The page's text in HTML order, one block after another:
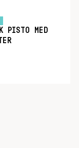
PISTO MED